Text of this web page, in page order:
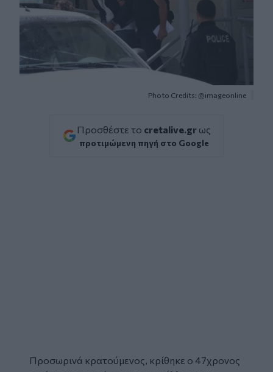
Photo Credits: @imageonline
Προσθέστε το cretalive.gr ως
προτιμώμενη πηγή στο Google
Προσωρινά κρατούμενος, κρίθηκε ο 47χρονος